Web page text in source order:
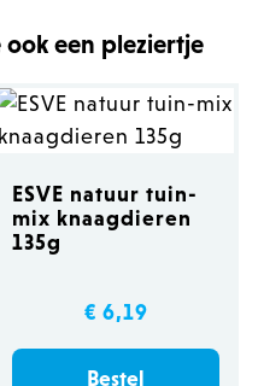
een pleziertje
ESVE natuur tuin-
mix knaagdieren
135g
€ 6,19
Bestel